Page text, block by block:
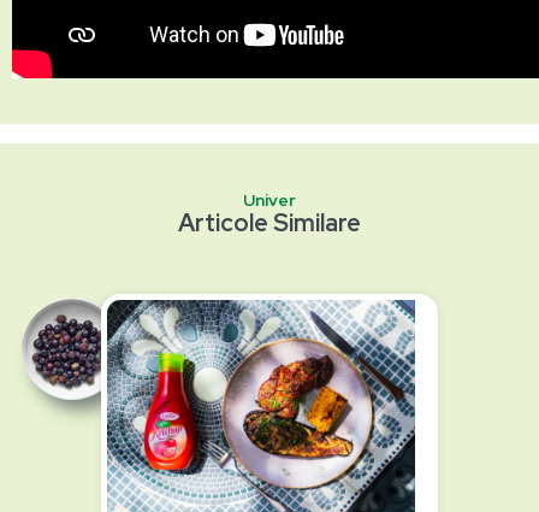
Univer
Articole Similare